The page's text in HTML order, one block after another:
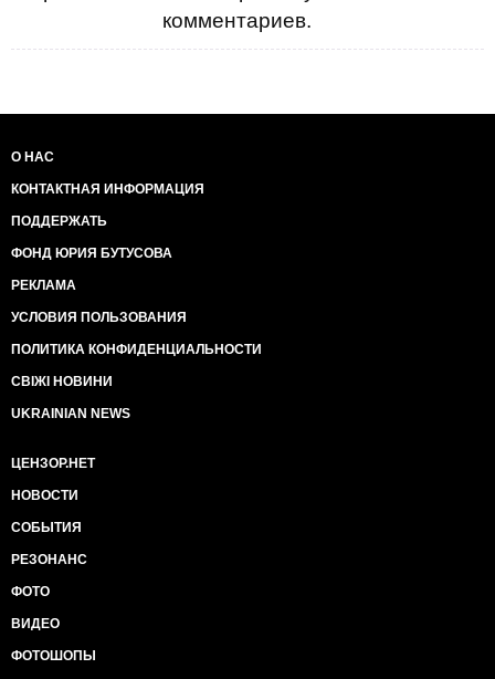
комментариев.
О НАС
КОНТАКТНАЯ ИНФОРМАЦИЯ
ПОДДЕРЖАТЬ
ФОНД ЮРИЯ БУТУСОВА
РЕКЛАМА
УСЛОВИЯ ПОЛЬЗОВАНИЯ
ПОЛИТИКА КОНФИДЕНЦИАЛЬНОСТИ
СВІЖІ НОВИНИ
UKRAINIAN NEWS
ЦЕНЗОР.НЕТ
НОВОСТИ
СОБЫТИЯ
РЕЗОНАНС
ФОТО
ВИДЕО
ФОТОШОПЫ